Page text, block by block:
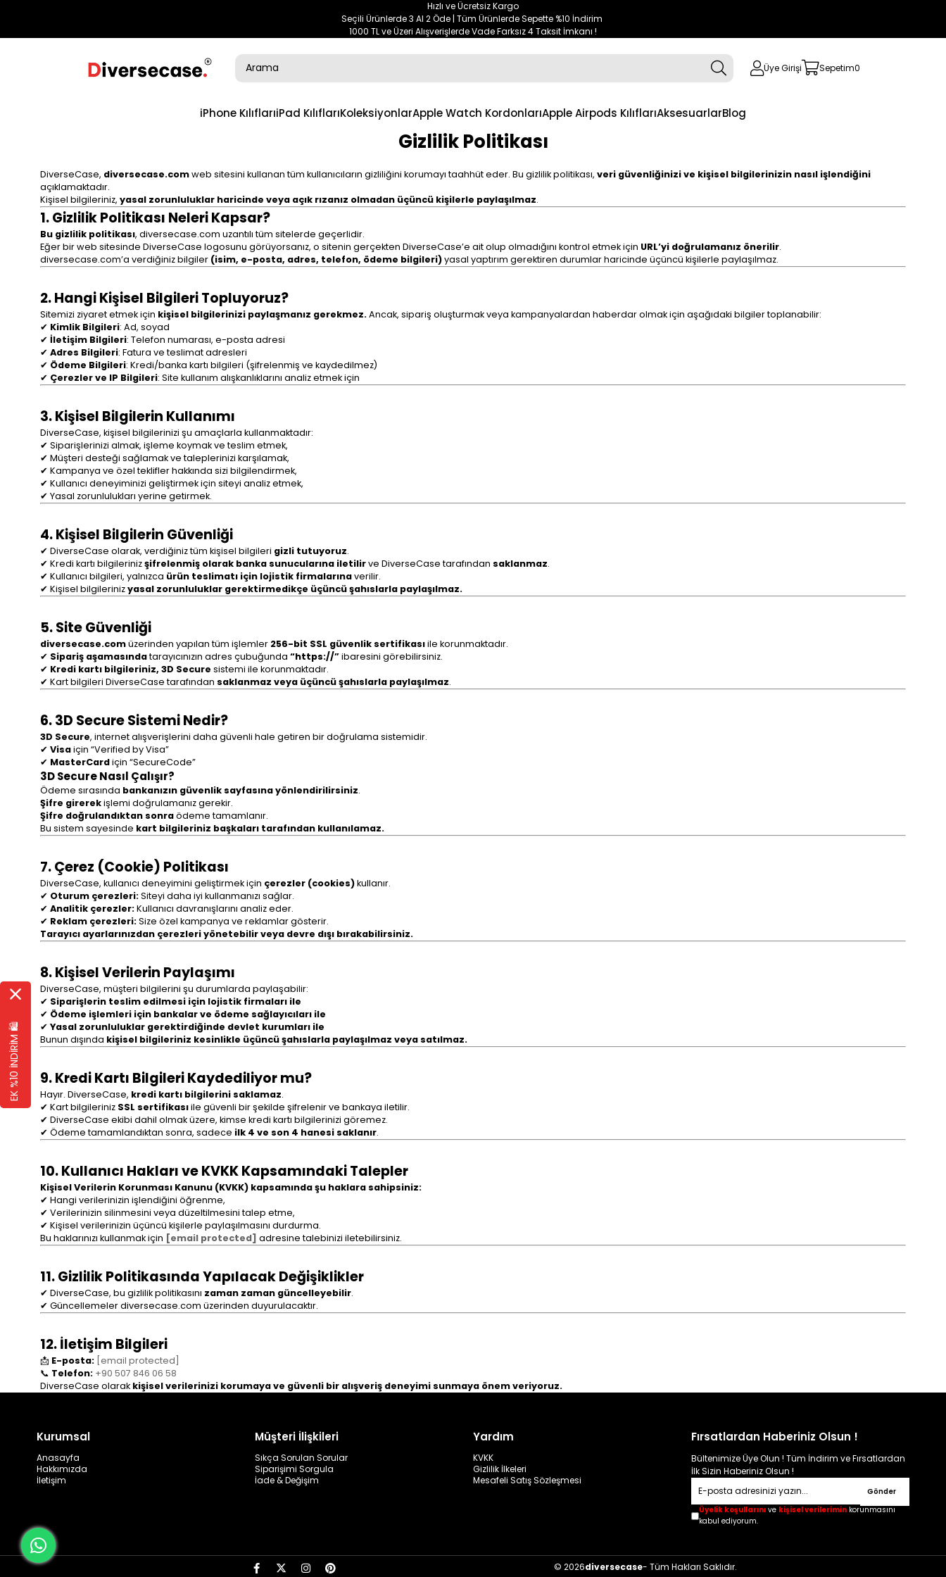
Hızlı ve Ücretsiz Kargo
Seçili Ürünlerde 3 Al 2 Öde | Tüm Ürünlerde Sepette %10 İndirim
1000 TL ve Üzeri Alışverişlerde Vade Farksız 4 Taksit İmkanı !
Üye Girişi Sepetim0
iPhone KılıflarıiPad KılıflarıKoleksiyonlarApple Watch KordonlarıApple Airpods KılıflarıAksesuarlarBlog
Gizlilik Politikası
DiverseCase, diversecase.comweb sitesini kullanan tüm kullanıcıların gizliliğini korumayı taahhüt eder. Bu gizlilik politikası, veri güvenliğinizi ve kişisel bilgilerinizin nasıl işlendiğini
açıklamaktadır.
Kişisel bilgileriniz, yasal zorunluluklar haricinde veya açık rızanız olmadan üçüncü kişilerle paylaşılmaz.
1. Gizlilik Politikası Neleri Kapsar?
Bu gizlilik politikası, diversecase.com uzantılı tüm sitelerde geçerlidir.
Eğer bir web sitesinde DiverseCase logosunu görüyorsanız, o sitenin gerçekten DiverseCase’e ait olup olmadığını kontrol etmek için URL’yi doğrulamanız önerilir.
diversecase.com’a verdiğiniz bilgiler (isim, e-posta, adres, telefon, ödeme bilgileri)yasal yaptırım gerektiren durumlar haricinde üçüncü kişilerle paylaşılmaz.
2. Hangi Kişisel Bilgileri Topluyoruz?
Sitemizi ziyaret etmek için kişisel bilgilerinizi paylaşmanız gerekmez.Ancak, sipariş oluşturmak veya kampanyalardan haberdar olmak için aşağıdaki bilgiler toplanabilir:
✔ Kimlik Bilgileri: Ad, soyad
✔ İletişim Bilgileri: Telefon numarası, e-posta adresi
✔ Adres Bilgileri: Fatura ve teslimat adresleri
✔ Ödeme Bilgileri: Kredi/banka kartı bilgileri (şifrelenmiş ve kaydedilmez)
✔ Çerezler ve IP Bilgileri: Site kullanım alışkanlıklarını analiz etmek için
3. Kişisel Bilgilerin Kullanımı
DiverseCase, kişisel bilgilerinizi şu amaçlarla kullanmaktadır:
✔ Siparişlerinizi almak, işleme koymak ve teslim etmek,
✔ Müşteri desteği sağlamak ve taleplerinizi karşılamak,
✔ Kampanya ve özel teklifler hakkında sizi bilgilendirmek,
✔ Kullanıcı deneyiminizi geliştirmek için siteyi analiz etmek,
✔ Yasal zorunlulukları yerine getirmek.
4. Kişisel Bilgilerin Güvenliği
✔ DiverseCase olarak, verdiğiniz tüm kişisel bilgileri gizli tutuyoruz.
✔ Kredi kartı bilgilerinizşifrelenmiş olarak banka sunucularına iletilirve DiverseCase tarafından saklanmaz.
✔ Kullanıcı bilgileri, yalnızca ürün teslimatı için lojistik firmalarınaverilir.
✔ Kişisel bilgilerinizyasal zorunluluklar gerektirmedikçe üçüncü şahıslarla paylaşılmaz.
5. Site Güvenliği
diversecase.comüzerinden yapılan tüm işlemler 256-bit SSL güvenlik sertifikasıile korunmaktadır.
✔ Sipariş aşamasındatarayıcınızın adres çubuğunda “https://”ibaresini görebilirsiniz.
✔ Kredi kartı bilgileriniz, 3D Secure sistemi ile korunmaktadır.
✔ Kart bilgileri DiverseCase tarafından saklanmaz veya üçüncü şahıslarla paylaşılmaz.
6. 3D Secure Sistemi Nedir?
3D Secure, internet alışverişlerini daha güvenli hale getiren bir doğrulama sistemidir.
✔ Visaiçin “Verified by Visa”
✔ MasterCardiçin “SecureCode”
3D Secure Nasıl Çalışır?
Ödeme sırasında bankanızın güvenlik sayfasına yönlendirilirsiniz.
Şifre girerekişlemi doğrulamanız gerekir.
Şifre doğrulandıktan sonraödeme tamamlanır.
Bu sistem sayesinde kart bilgileriniz başkaları tarafından kullanılamaz.
7. Çerez (Cookie) Politikası
DiverseCase, kullanıcı deneyimini geliştirmek için çerezler (cookies)kullanır.
✔ Oturum çerezleri:Siteyi daha iyi kullanmanızı sağlar.
✔ Analitik çerezler:Kullanıcı davranışlarını analiz eder.
✔ Reklam çerezleri:Size özel kampanya ve reklamlar gösterir.
Tarayıcı ayarlarınızdan çerezleri yönetebilir veya devre dışı bırakabilirsiniz.
8. Kişisel Verilerin Paylaşımı
DiverseCase, müşteri bilgilerini şu durumlarda paylaşabilir:
✔ Siparişlerin teslim edilmesi için lojistik firmaları ile
✔ Ödeme işlemleri için bankalar ve ödeme sağlayıcıları ile
✔ Yasal zorunluluklar gerektirdiğinde devlet kurumları ile
Bunun dışında kişisel bilgileriniz kesinlikle üçüncü şahıslarla paylaşılmaz veya satılmaz.
9. Kredi Kartı Bilgileri Kaydediliyor mu?
Hayır. DiverseCase, kredi kartı bilgilerini saklamaz.
✔ Kart bilgileriniz SSL sertifikasıile güvenli bir şekilde şifrelenir ve bankaya iletilir.
✔ DiverseCase ekibi dahil olmak üzere, kimse kredi kartı bilgilerinizi göremez.
✔ Ödeme tamamlandıktan sonra, sadece ilk 4 ve son 4 hanesi saklanır.
10. Kullanıcı Hakları ve KVKK Kapsamındaki Talepler
Kişisel Verilerin Korunması Kanunu (KVKK) kapsamında şu haklara sahipsiniz:
✔ Hangi verilerinizin işlendiğini öğrenme,
✔ Verilerinizin silinmesini veya düzeltilmesini talep etme,
✔ Kişisel verilerinizin üçüncü kişilerle paylaşılmasını durdurma.
Bu haklarınızı kullanmak için [email protected] adresine talebinizi iletebilirsiniz.
11. Gizlilik Politikasında Yapılacak Değişiklikler
✔ DiverseCase, bu gizlilik politikasını zaman zaman güncelleyebilir.
✔ Güncellemeler diversecase.com üzerinden duyurulacaktır.
12. İletişim Bilgileri
📩 E-posta: [email protected]
📞 Telefon: +90 507 846 06 58
DiverseCase olarak kişisel verilerinizi korumaya ve güvenli bir alışveriş deneyimi sunmaya önem veriyoruz.
Kurumsal
Anasayfa
Hakkımızda
İletişim
Müşteri İlişkileri
Sıkça Sorulan Sorular
Siparişimi Sorgula
İade & Değişim
Yardım
KVKK
Gizlilik İlkeleri
Mesafeli Satış Sözleşmesi
Fırsatlardan Haberiniz Olsun !
Bültenimize Üye Olun ! Tüm İndirim ve Fırsatlardan
İlk Sizin Haberiniz Olsun !
Gönder
Üyelik koşullarınıve kişisel verileriminkorunmasını
kabul ediyorum.
© 2026diversecase- Tüm Hakları Saklıdır.
EK %10 İNDİRİM 🛍️